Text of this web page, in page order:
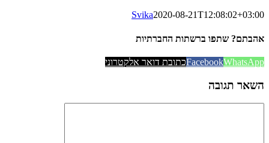
Svika2020-08-21T12:08:02+03:00
אהבתם? שתפו ברשתות החברתיות
FacebookWhatsApp כתובת דואר אלקטרוני
השאר תגובה